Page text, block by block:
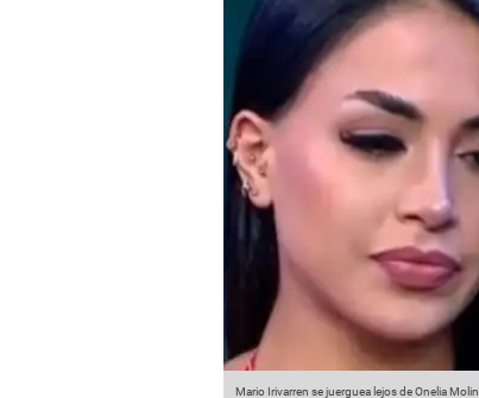
Mario Irivarren se juerguea lejos de Onelia